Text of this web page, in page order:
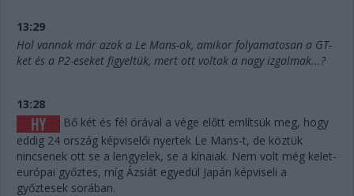
13:29
Hol vannak már azok a Le Mans-ok, amikor folyamatosan a GT-
ket és a P2-eseket figyeltük, mert ott voltak a nagy izgalmak...?
13:28
Bő két és fél órával a vége előtt említsük meg, hogy
eddig 24 ország képviselői nyertek Le Mans-t, de köztük
nincsenek ott se a lengyelek, se a kínaiak. Nem volt még kelet-
európai győztes, míg Ázsiát egyedül Japán képviseli a
győztesek sorában.